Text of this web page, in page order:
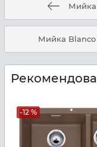
Мийка
Мийка Blanco
-12 %